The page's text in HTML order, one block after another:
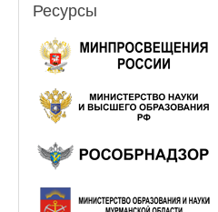
Ресурсы